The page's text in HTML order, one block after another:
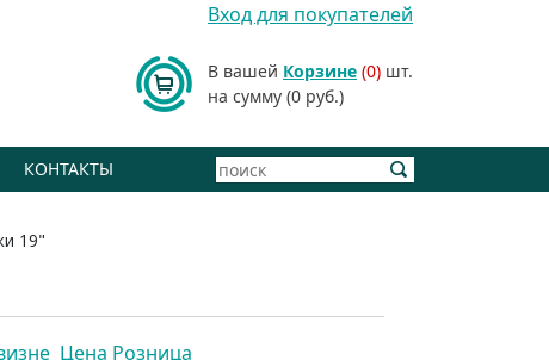
Вход для покупателей
В вашей Корзине (0) шт.
на сумму (0 руб.)
КОНТАКТЫ
19"
Цена Розница